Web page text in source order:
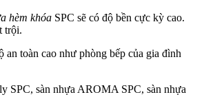
hèm khóa SPC sẽ có độ bền cực kỳ cao.
trội.
toàn cao như phòng bếp của gia đình
SPC, sàn nhựa AROMA SPC, sàn nhựa